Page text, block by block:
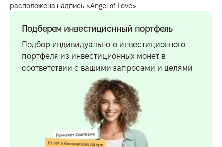
расположена надпись «Angel of Love» .
Подберем инвестиционный портфель
Подбор индивидуального инвестиционного
портфеля из инвестиционных монет в
соответствии с вашими запросами и целями